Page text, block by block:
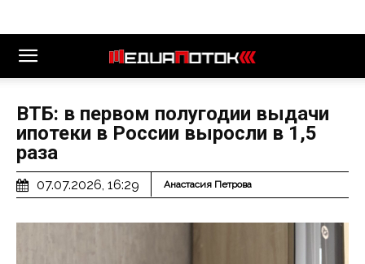
ВТБ: в первом полугодии выдачи
ипотеки в России выросли в 1,5
раза
07.07.2026, 16:29 Анастасия Петрова